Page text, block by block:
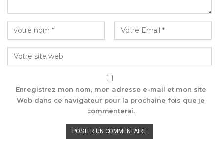
Enregistrez mon nom, mon adresse e-mail et mon site
Web dans ce navigateur pour la prochaine fois que je
commenterai.